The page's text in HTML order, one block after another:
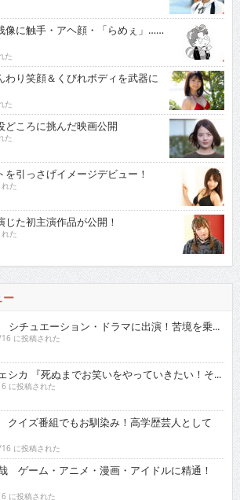
に触手・アヘ顔・「らめぇ」……
た
り笑顔＆くびれボディを武器に
た
ころに挑んだ映画公開
た
引っさげイメージデビュー！
た
た初主演作品が公開！
た
ー
チュエーション・ドラマに出演！苦境を乗...
に投稿された
シカ 『死ぬまでお笑いをやっていきたい！そ...
に投稿された
イズ番組でもお馴染み！高学歴芸人として
に投稿された
ゲーム・アニメ・漫画・アイドルに精通！
に投稿された